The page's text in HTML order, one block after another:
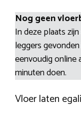
Nog geen
In deze plaats
leggers
eenvoudig online
minuten doen.
Vloer laten